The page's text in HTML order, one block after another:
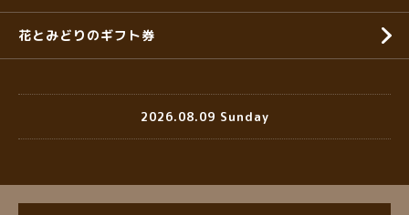
花とみどりのギフト券
2026.08.09 Sunday